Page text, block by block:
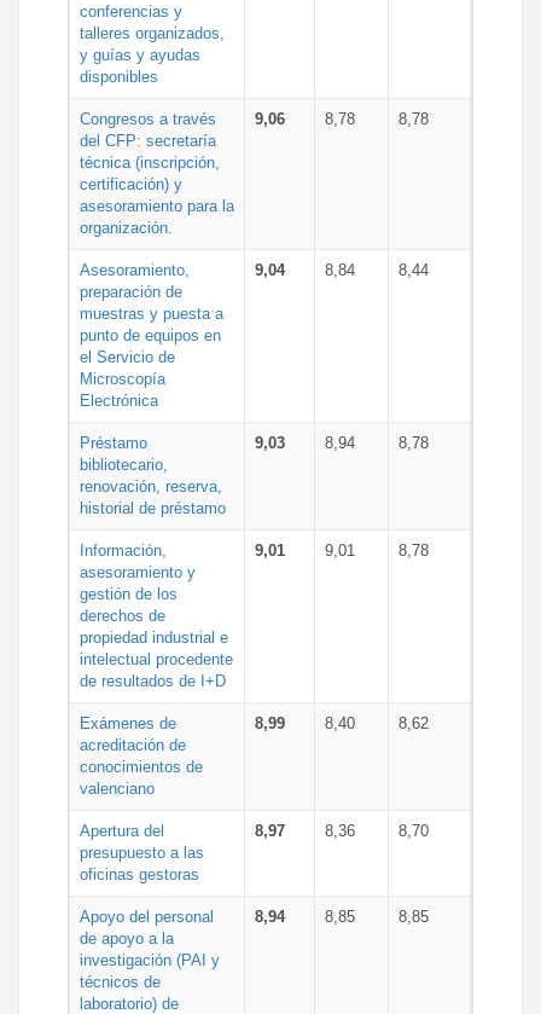
conferencias y
talleres organizados,
y guías y ayudas
disponibles
Congresos a través
del CFP: secretaría
técnica (inscripción,
certificación) y
asesoramiento para la
organización.
9,06 8,78 8,78
Asesoramiento,
preparación de
muestras y puesta a
punto de equipos en
el Servicio de
Microscopía
Electrónica
9,04 8,84 8,44
Préstamo
bibliotecario,
renovación, reserva,
historial de préstamo
9,03 8,94 8,78
Información,
asesoramiento y
gestión de los
derechos de
propiedad industrial e
intelectual procedente
de resultados de I+D
9,01 9,01 8,78
Exámenes de
acreditación de
conocimientos de
valenciano
8,99 8,40 8,62
Apertura del
presupuesto a las
oficinas gestoras
8,97 8,36 8,70
Apoyo del personal
de apoyo a la
investigación (PAI y
técnicos de
laboratorio) de
8,94 8,85 8,85